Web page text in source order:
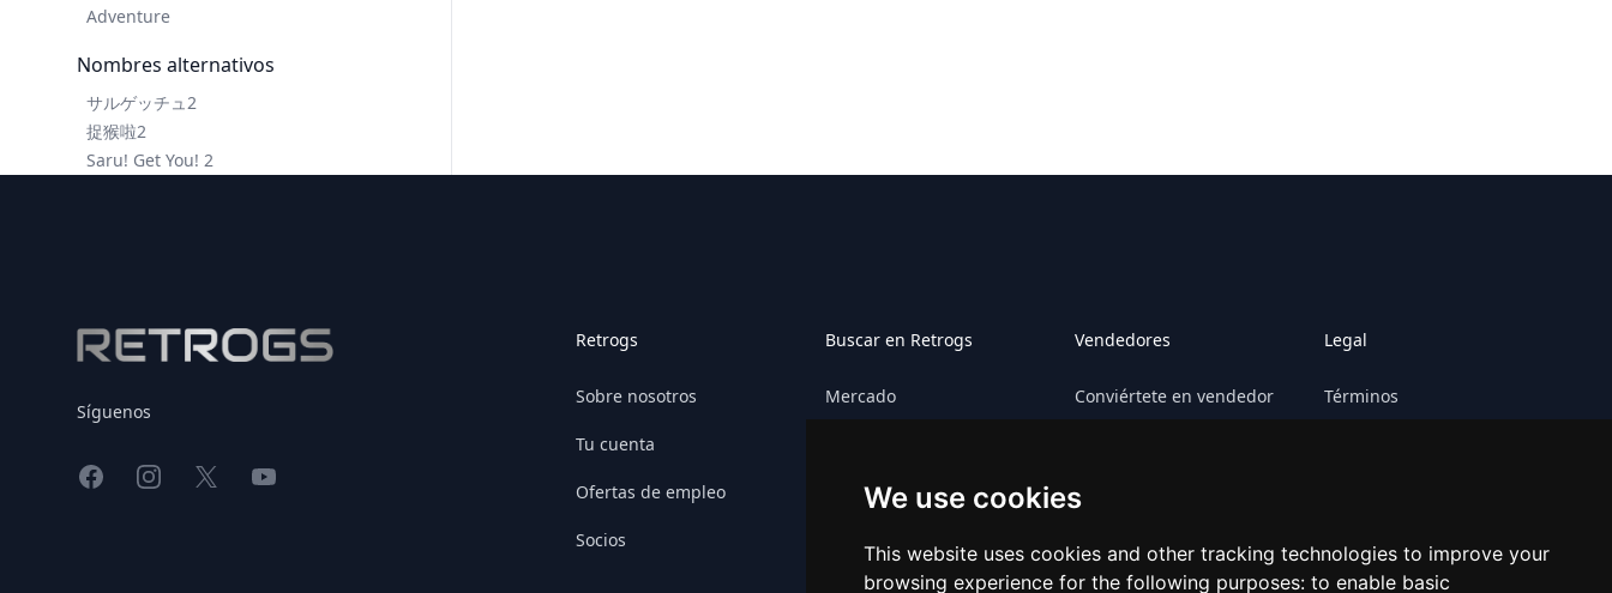
We use cookies
This website uses cookies and other tracking technologies to improve your
browsing experience for the following purposes: to enable basic
Adventure
Nombres alternativos
サルゲッチュ2
捉猴啦2
Saru! Get You! 2
Síguenos
FacebookInstagram
X YouTube
Retrogs
Sobre nosotros
Tu cuenta
Ofertas de empleo
Socios
Buscar en Retrogs
Mercado
Plataformas
Mapa del sitio del juego
Vendedores
Conviértete en vendedor
Vende tu plataforma
Legal
Términos